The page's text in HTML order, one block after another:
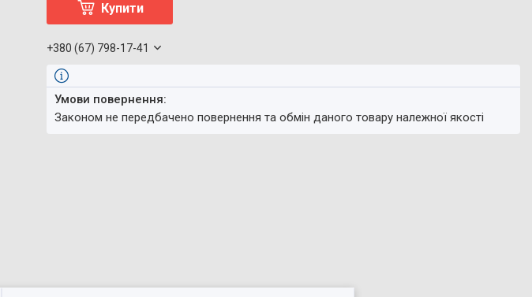
Купити
+380 (67) 798-17-41
Законом не передбачено повернення та обмін даного товару належної якості